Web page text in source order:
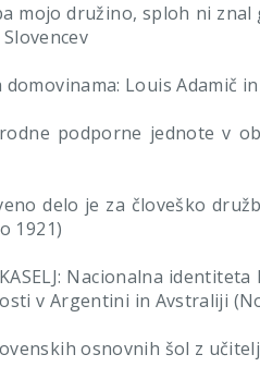
mojo družino, sploh ni
domovinama: Louis
podporne jednote
delo je za človeško
1921)
KASELJ: Nacionalna
v Argentini in Avstraliji
osnovnih šol z